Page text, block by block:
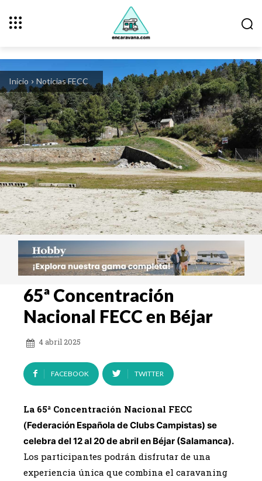
Inicio Noticias FECC
65ª Concentración
Nacional FECC en Béjar
4 abril 2025
FACEBOOK TWITTER
La 65ª Concentración Nacional FECC
(Federación Española de Clubs Campistas) se
celebra del 12 al 20 de abril en Béjar (Salamanca).
Los participantes podrán disfrutar de una
experiencia única que combina el caravaning